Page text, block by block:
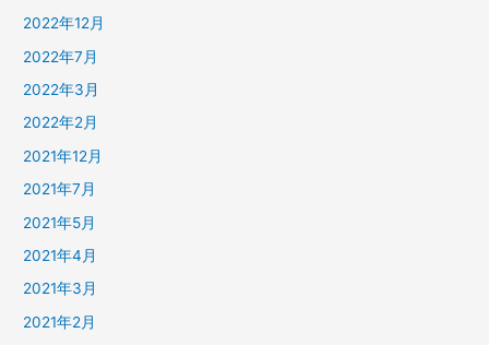
2022年12月
2022年7月
2022年3月
2022年2月
2021年12月
2021年7月
2021年5月
2021年4月
2021年3月
2021年2月